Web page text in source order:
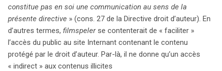
constitue pas en soi une communication au sens de la
présente directive » (cons. 27 de la Directive droit d’auteur). En
d’autres termes, filmspelerse contenterait de « faciliter »
l’accès du public au site Internant contenant le contenu
protégé par le droit d’auteur. Par-là, il ne donne qu’un accès
« indirect » aux contenus illicites